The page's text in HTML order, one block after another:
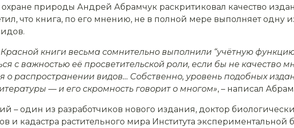
природы Андрей Абрамчук раскритиковал качество
что книга, по его мнению, не в полной мере выполняет одну
книги весьма сомнительно выполнили “учётную
с важностью её просветительской роли, если бы не качество
распространении видов… Собственно, уровень подобных
— и его скромность говорит о многом», – написал
– один из разработчиков нового издания, доктор
и кадастра растительного мира Института экспериментальной